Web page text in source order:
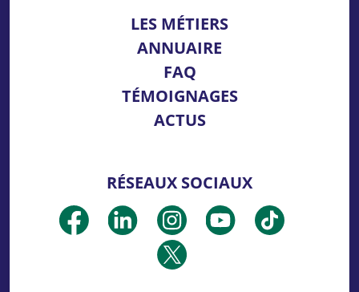
LES MÉTIERS
ANNUAIRE
FAQ
TÉMOIGNAGES
ACTUS
RÉSEAUX SOCIAUX